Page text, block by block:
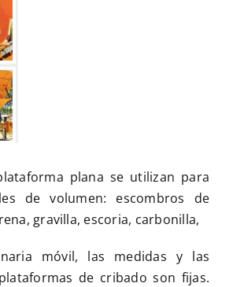
plana se utilizan para
de volumen: escombros de
gravilla, escoria, carbonilla,
móvil, las medidas y las
de cribado son fijas.